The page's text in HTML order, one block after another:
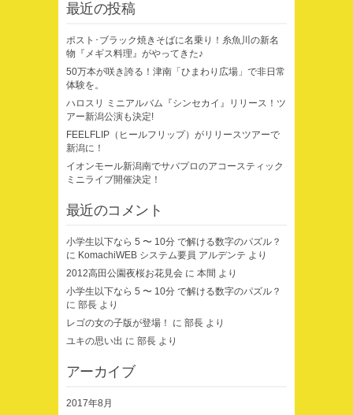
最近の投稿
ポスト･ブラック焼きそばに名乗り！糸魚川の新名
物『メギス料理』がやってきた♪
50万本が咲き誇る！津南「ひまわり広場」で非日常
体験を。
ハロスリ ミニアルバム『シンセカイ』リリース！ツ
アー新潟公演も決定!
FEELFLIP（ヒールフリップ）がリリースツアーで
新潟に！
イオンモール新潟南でサバプロのアコースティック
ミニライブ開催決定！
最近のコメント
小学生以下なら 5 〜 10分 で解ける数字のパズル？
に KomachiWEB システム要員 アルデンテ より
2012高田公園夜桜お花見会 に 本間 より
小学生以下なら 5 〜 10分 で解ける数字のパズル？
に 部長 より
レゴの女の子版が登場！
に 部長 より
ユキの思い出 に 部長 より
アーカイブ
2017年8月